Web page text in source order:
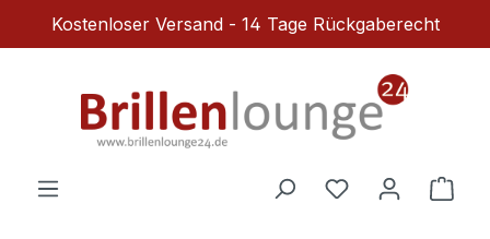
Zum Hauptinhalt springen
Kostenloser Versand - 14 Tage Rückgaberecht
Du hast 0